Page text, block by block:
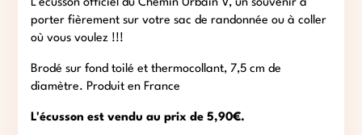
L’écusson officiel du Chemin Urbain V, un souvenir à
porter fièrement sur votre sac de randonnée ou à coller
où vous voulez !!!
Brodé sur fond toilé et thermocollant, 7,5 cm de
diamètre. Produit en France
L'écusson est vendu au prix de 5,90€.